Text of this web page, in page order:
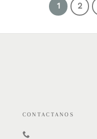
1 2
CONTACTANOS